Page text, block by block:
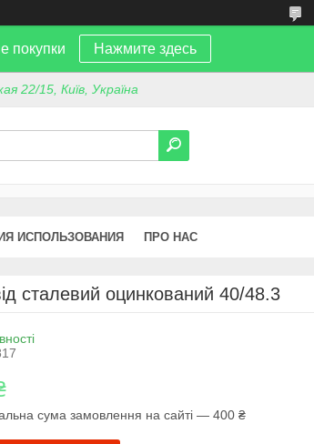
покупки Нажмите здесь
22/15, Київ, Україна
ИСПОЛЬЗОВАНИЯ ПРО НАС
сталевий оцинкований 40/48.3
сума замовлення на сайті — 400 ₴